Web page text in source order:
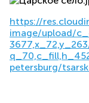
https://
image/upload/
petersburg/